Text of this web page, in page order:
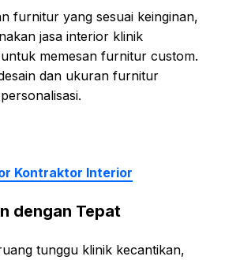
furnitur yang sesuai keinginan,
jasa interior klinik
memesan furnitur custom.
dan ukuran furnitur
Kontraktor Interior
dengan Tepat
tunggu klinik kecantikan,